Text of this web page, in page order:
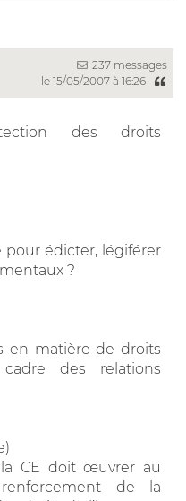
237 messages
le 15/05/2007 à 16:26
des droits
pour édicter, légiférer
?
en matière de droits
des relations
CE doit œuvrer au
de la